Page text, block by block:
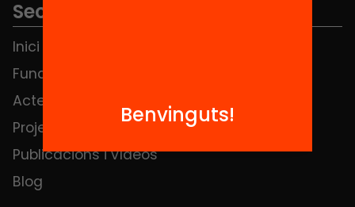
Seccions
Inici
Fundació
Actes
Projectes
Publicacions i vídeos
Blog
Benvinguts!